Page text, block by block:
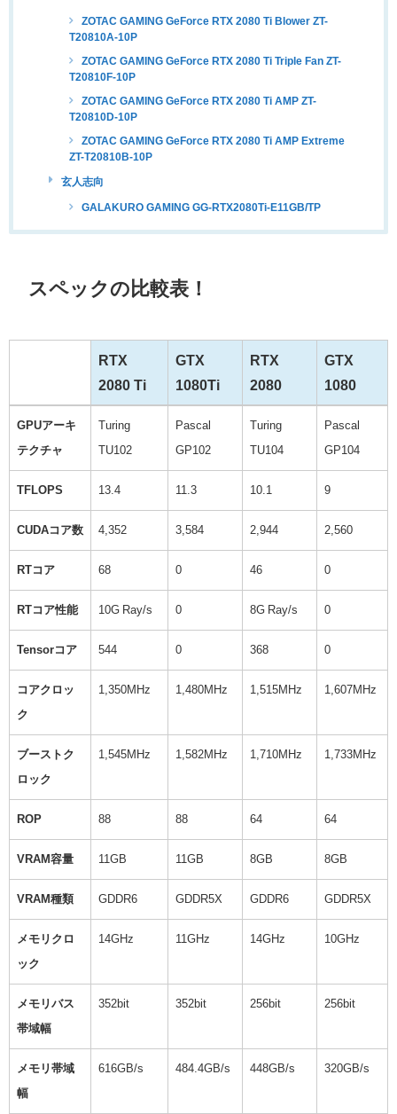
ZOTAC GAMING GeForce RTX 2080 Ti Blower ZT-
T20810A-10P
ZOTAC GAMING GeForce RTX 2080 Ti Triple Fan ZT-
T20810F-10P
ZOTAC GAMING GeForce RTX 2080 Ti AMP ZT-
T20810D-10P
ZOTAC GAMING GeForce RTX 2080 Ti AMP Extreme
ZT-T20810B-10P
玄人志向
GALAKURO GAMING GG-RTX2080Ti-E11GB/TP
スペックの比較表！
RTX
2080 Ti
GTX
1080Ti
RTX
2080
GTX
1080
RTX
2080 Ti
GTX
1080Ti
RTX
2080
GTX
1080
GPUアーキ
テクチャ
Turing
TU102
Pascal
GP102
Turing
TU104
Pascal
GP104
TFLOPS 13.4 11.3 10.1 9
CUDAコア数 4,352 3,584 2,944 2,560
RTコア 68 0 46 0
RTコア性能 10G Ray/s 0 8G Ray/s 0
Tensorコア 544 0 368 0
コアクロッ
ク
1,350MHz 1,480MHz 1,515MHz 1,607MHz
ブーストク
ロック
1,545MHz 1,582MHz 1,710MHz 1,733MHz
ROP 88 88 64 64
VRAM容量 11GB 11GB 8GB 8GB
VRAM種類 GDDR6 GDDR5X GDDR6 GDDR5X
メモリクロ
ック
14GHz 11GHz 14GHz 10GHz
メモリバス
帯域幅
352bit 352bit 256bit 256bit
メモリ帯域
幅
616GB/s 484.4GB/s 448GB/s 320GB/s